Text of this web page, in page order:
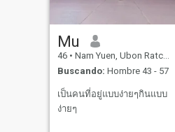
Mu
46 • Nam Yuen, Ubon Ratchathani, Tailandia
Buscando: Hombre 43 - 57
เป็นคนที่อยู่แบบง่ายๆกินแบบ
ง่ายๆ